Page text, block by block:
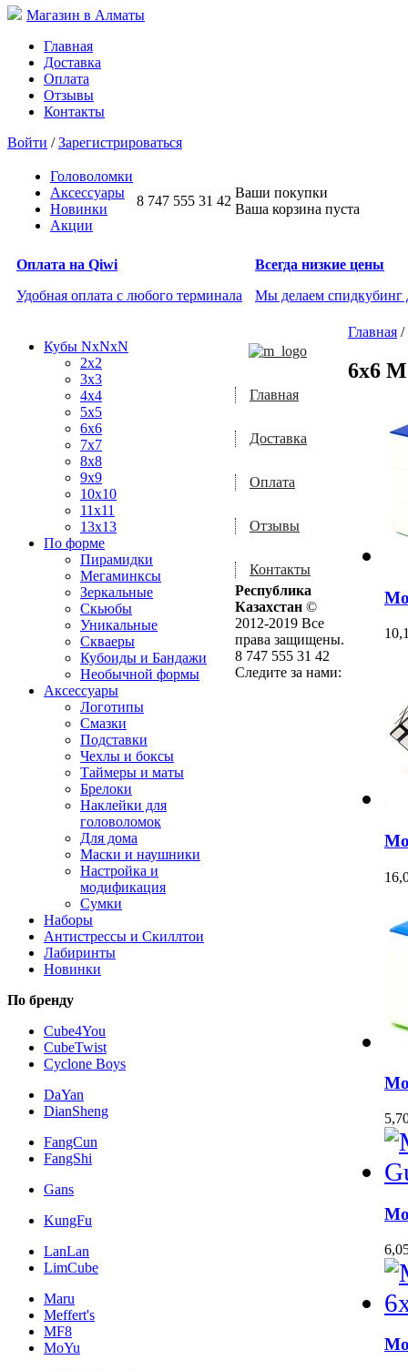
Магазин в Алматы
Главная
Доставка
Оплата
Отзывы
Контакты
Войти /Зарегистрироваться
Головоломки
Аксессуары
Новинки
Акции
8 747 555 31 42
Ваши покупки
Ваша корзина пуста
Оплата на Qiwi
Удобная оплата с любого терминала
Всегда низкие цены
Мы делаем спидкубинг
Кубы NxNxN
2x2
3x3
4x4
5x5
6x6
7x7
8x8
9x9
10x10
11x11
13x13
По форме
Пирамидки
Мегаминксы
Зеркальные
Скьюбы
Уникальные
Скваеры
Кубоиды и Бандажи
Необычной формы
Аксессуары
Логотипы
Смазки
Подставки
Чехлы и боксы
Таймеры и маты
Брелоки
Наклейки для
головоломок
Для дома
Маски и наушники
Настройка и
модификация
Сумки
Наборы
Антистрессы и Скиллтои
Лабиринты
Новинки
По бренду
Cube4You
CubeTwist
Cyclone Boys
DaYan
DianSheng
FangCun
FangShi
Gans
KungFu
LanLan
LimCube
Maru
Meffert's
MF8
MoYu
Главная /
6x6
Главная
Доставка
Оплата
Отзывы
Контакты
Республика
Казахстан ©
2012-2019 Все
права защищены.
8 747 555 31 42
Следите за нами: